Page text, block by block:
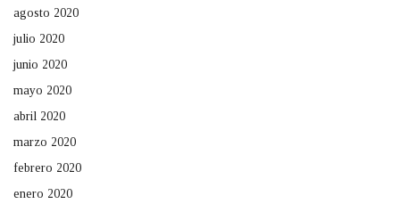
agosto 2020
julio 2020
junio 2020
mayo 2020
abril 2020
marzo 2020
febrero 2020
enero 2020